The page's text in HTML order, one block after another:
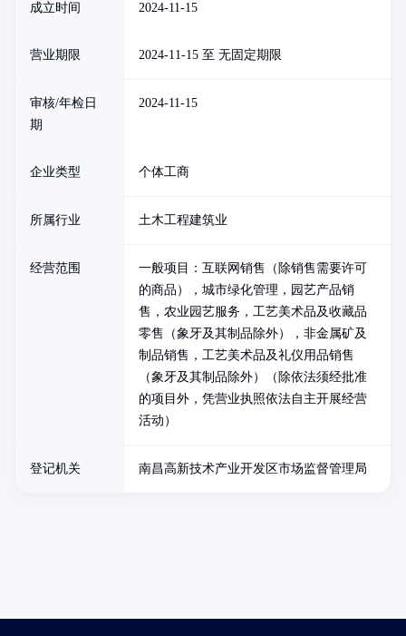
成立时间 2024-11-15
营业期限 2024-11-15 至 无固定期限
审核/年检日
期
2024-11-15
企业类型 个体工商
所属行业 土木工程建筑业
经营范围
一般项目：互联网销售（除销售需要许可
的商品），城市绿化管理，园艺产品销
售，农业园艺服务，工艺美术品及收藏品
零售（象牙及其制品除外），非金属矿及
制品销售，工艺美术品及礼仪用品销售
（象牙及其制品除外）（除依法须经批准
的项目外，凭营业执照依法自主开展经营
活动）
登记机关 南昌高新技术产业开发区市场监督管理局